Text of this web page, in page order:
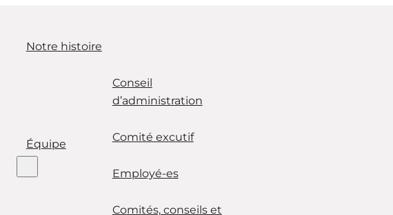
Notre histoire
Équipe
Conseil
d’administration
Comité excutif
Employé-es
Comités, conseils et